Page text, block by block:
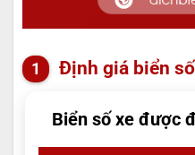
Định giá biển
Biển số xe được